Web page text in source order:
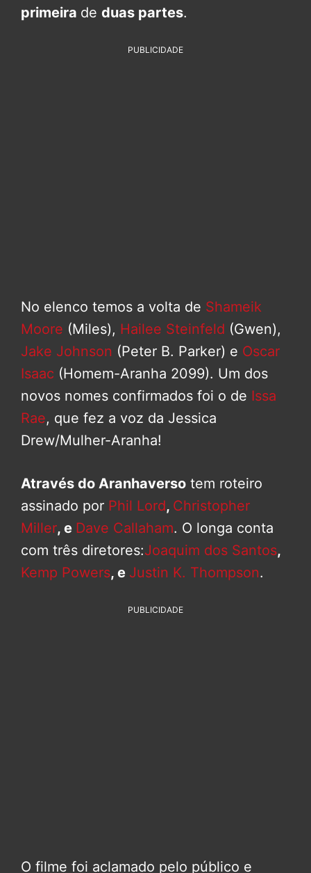
primeira de duas partes.
PUBLICIDADE
No elenco temos a volta de Shameik
Moore (Miles), Hailee Steinfeld (Gwen),
Jake Johnson (Peter B. Parker) e Oscar
Isaac (Homem-Aranha 2099). Um dos
novos nomes confirmados foi o de Issa
Rae, que fez a voz da Jessica
Drew/Mulher-Aranha!
Através do Aranhaverso tem roteiro
assinado por Phil Lord, Christopher
Miller, e Dave Callaham. O longa conta
com três diretores:Joaquim dos Santos,
Kemp Powers, e Justin K. Thompson.
PUBLICIDADE
O filme foi aclamado pelo público e